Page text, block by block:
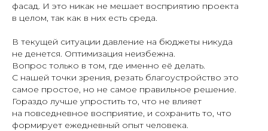
фасад. И это никак не мешает восприятию проекта
в целом, так как в них есть среда.
В текущей ситуации давление на бюджеты никуда
не денется. Оптимизация неизбежна.
Вопрос только в том, где именно её делать.
С нашей точки зрения, резать благоустройство это
самое простое, но не самое правильное решение.
Гораздо лучше упростить то, что не влияет
на повседневное восприятие, и сохранить то, что
формирует ежедневный опыт человека.
Разработка эскизного проекта АГО, АГР
многоквартирного жилого дома,
социального объекта или офиса
Портфолио